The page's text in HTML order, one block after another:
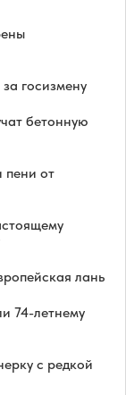
госизмену
бетонную
пени от
лань
74-летнему
с редкой